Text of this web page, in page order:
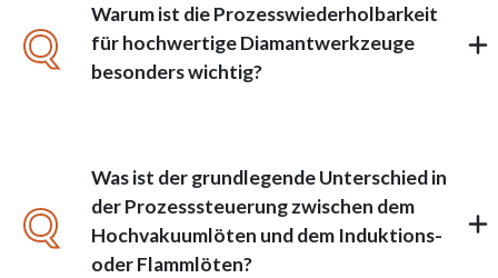
Q
Warum ist die Prozesswiederholbarkeit
für hochwertige Diamantwerkzeuge
besonders wichtig?
Q
Was ist der grundlegende Unterschied in
der Prozesssteuerung zwischen dem
Hochvakuumlöten und dem Induktions-
oder Flammlöten?